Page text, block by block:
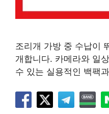
조리개 가방 중 수납이
개합니다. 카메라와 일
수 있는 실용적인 백팩